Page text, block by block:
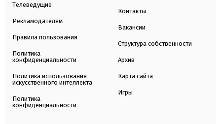
Телеведущие
Рекламодателям
Правила пользования
Политика
конфиденциальности
Политика использования
искусственного интеллекта
Политика
конфиденциальности
Контакты
Вакансии
Структура собственности
Архив
Карта сайта
Игры